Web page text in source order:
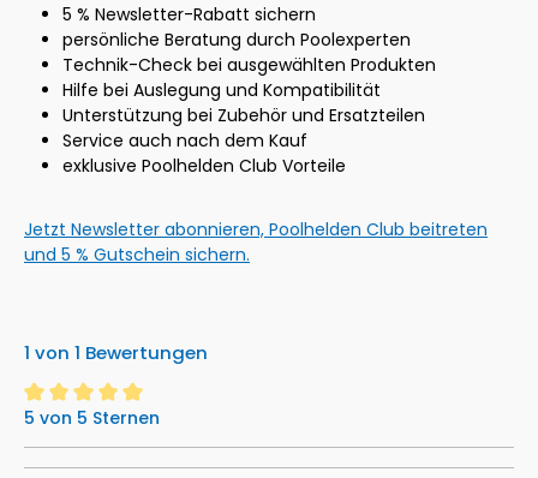
5 % Newsletter-Rabatt sichern
persönliche Beratung durch Poolexperten
Technik-Check bei ausgewählten Produkten
Hilfe bei Auslegung und Kompatibilität
Unterstützung bei Zubehör und Ersatzteilen
Service auch nach dem Kauf
exklusive Poolhelden Club Vorteile
Jetzt Newsletter abonnieren, Poolhelden Club beitreten
und 5 % Gutschein sichern.
1 von 1 Bewertungen
Durchschnittliche Bewertung von 5 von 5 Sternen
5 von 5 Sternen